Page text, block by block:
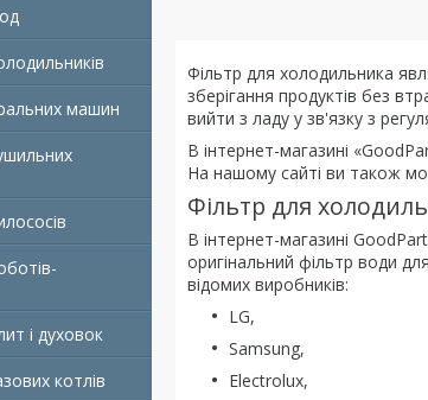
машин
і духовок
котлів
Фільтр для холодильника
зберігання продуктів без
вийти з ладу у зв'язку з
В інтернет-магазині
На нашому сайті ви також
Фільтр для
В інтернет-магазині
оригінальний фільтр води
відомих виробників:
LG,
Samsung,
Electrolux,